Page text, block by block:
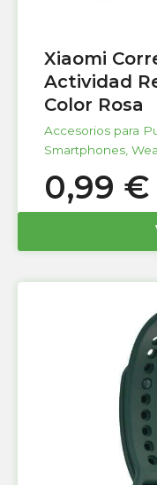
Xiaomi
Actividad
Color Rosa
Accesorios para
Smartphones
0,99 €